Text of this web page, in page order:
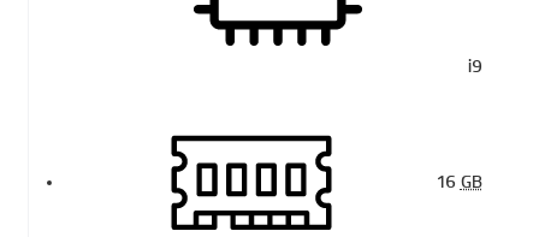
i9
16GB